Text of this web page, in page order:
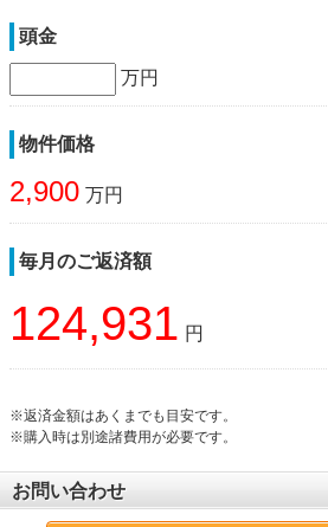
頭金
万円
物件価格
2,900 万円
毎月のご返済額
124,931 円
※返済金額はあくまでも目安です。
※購入時は別途諸費用が必要です。
お問い合わせ